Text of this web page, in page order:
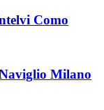
Como
Milano